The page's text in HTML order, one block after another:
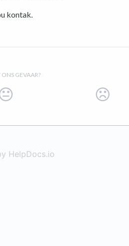
kontak.
GEVAAR?
HelpDocs.io